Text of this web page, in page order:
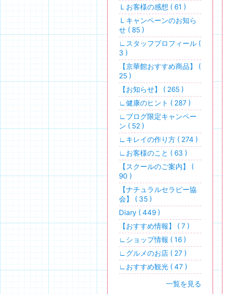
Ｌお客様の感想 ( 61 )
Ｌキャンペーンのお知ら
せ ( 85 )
∟スタッフプロフィール (
3 )
【京華館おすすめ商品】 (
25 )
【お知らせ】 ( 265 )
∟健康のヒント ( 287 )
∟ブログ限定キャンペー
ン ( 52 )
∟キレイの作り方 ( 274 )
∟お客様のこと ( 63 )
【スクールのご案内】 (
90 )
【ナチュラルセラピー協
会】 ( 35 )
Diary ( 449 )
【おすすめ情報】 ( 7 )
∟ショップ情報 ( 16 )
∟グルメのお店 ( 27 )
∟おすすめ観光 ( 47 )
一覧を見る